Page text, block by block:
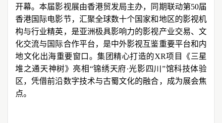
开幕。本届影视展由香港贸发局主办，同期联动第50届
香港国际电影节，汇聚全球数十个国家和地区的影视机
构与行业精英，是亚洲极具影响力的影视产业交易、文
化交流与国际合作平台，是中外影视互鉴重要平台和内
地文化出海重要窗口。集团精心打造的XR项目《三星
堆之通天神树》亮相“锦绣天府·光影四川”馆科技体验
区，凭借前沿数字技术与古蜀文化的融合，成为展会焦
点。